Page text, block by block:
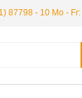
87798 - 10 Mo -